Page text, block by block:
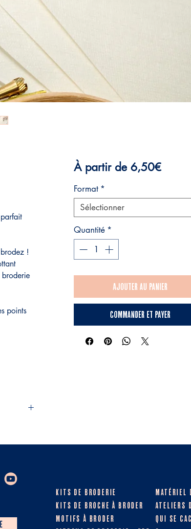
!
broderie
points
À partir de 6,50€Prix
Format *
Sélectionner
Quantité *
Ajouter au panier
Commander et payer
KITS DE BRODERIE
KITS DE BROCHE À BRODER
MOTIFS À BRODER
MATÉRIEL
ATELIERS
QUI SE